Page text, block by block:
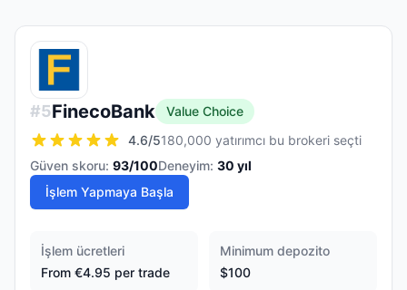
#5FinecoBank
Value Choice
4.6/5180,000 yatırımcı bu brokeri seçti
Güven skoru: 93/100Deneyim: 30 yıl
İşlem Yapmaya Başla
İşlem ücretleri
From €4.95 per trade
Minimum depozito
$100